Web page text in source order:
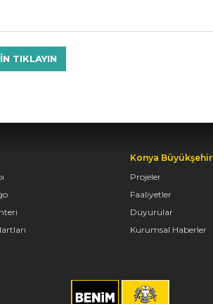
TIKLAYIN
Konya Büyükşehir
Projeler
Faaliyetler
Duyurular
Kurumsal Haberler